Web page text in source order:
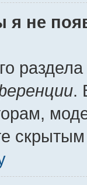
я не
.